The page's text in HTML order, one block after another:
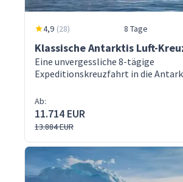
4,9 (28) 8 Tage
Klassische Antarktis Luft-
Eine unvergessliche 8-tägige
Expeditionskreuzfahrt in die
Ab:
11.714 EUR
13.884 EUR